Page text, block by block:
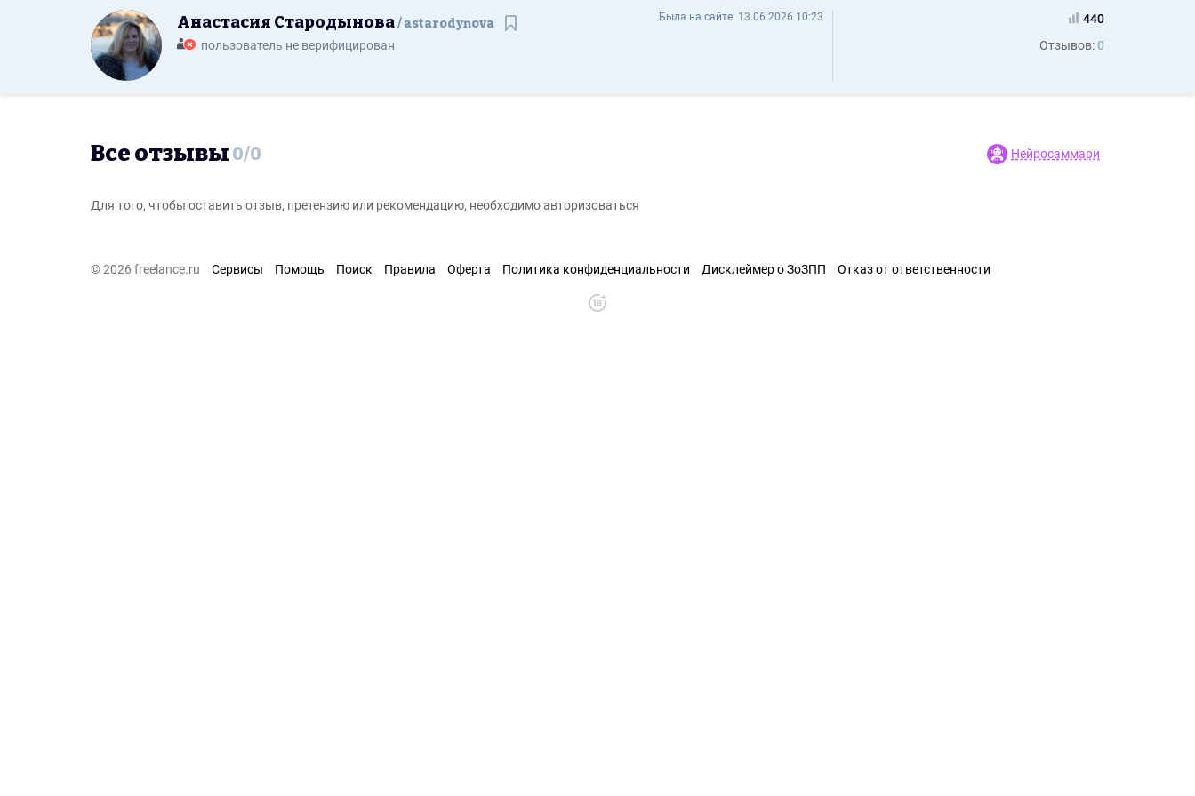
Анастасия Стародынова astarodynova - Отзывы
Была на сайте: 13.06.2026 10:23
Анастасия Стародынова astarodynova
пользователь не верифицирован
440
Отзывов: 0
Все отзывы 0/0 Нейросаммари
Для того, чтобы оставить отзыв, претензию или рекомендацию, необходимо авторизоваться
© 2026 freelance.ru Сервисы Помощь Поиск Правила Оферта Политика конфиденциальности Дисклеймер о ЗоЗПП Отказ от ответственности